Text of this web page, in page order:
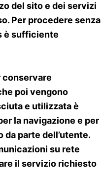
del sito e dei servizi
Per procedere senza
è sufficiente
conservare
poi vengono
e utilizzata è
la navigazione e per
da parte dell’utente.
su rete
il servizio richiesto